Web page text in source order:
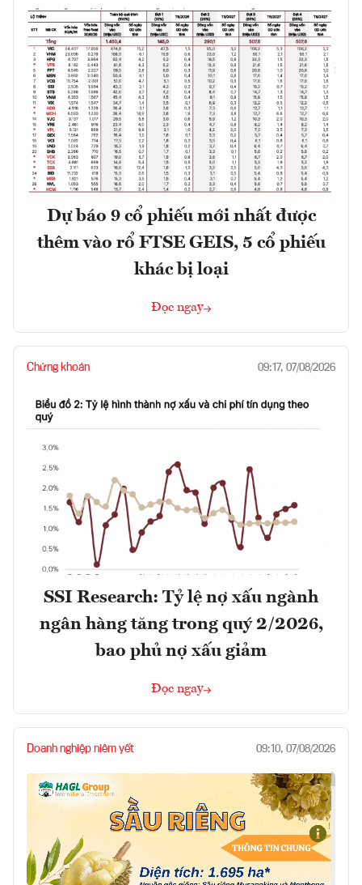
Dự báo 9 cổ phiếu mới nhất được
thêm vào rổ FTSE GEIS, 5 cổ phiếu
khác bị loại
Đọc ngay
Chứng khoán 09:17, 07/08/2026
SSI Research: Tỷ lệ nợ xấu ngành
ngân hàng tăng trong quý 2/2026,
bao phủ nợ xấu giảm
Đọc ngay
Doanh nghiệp niêm yết 09:10, 07/08/2026